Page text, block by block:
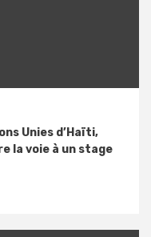
Unies d’Haïti,
la voie à un stage